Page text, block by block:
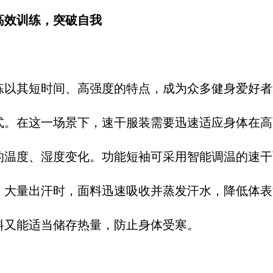
效训练，突破自我​
以其短时间、高强度的特点，成为众多健身爱好
。在这一场景下，速干服装需要迅速适应身体在
温度、湿度变化。功能短袖可采用智能调温的速
大量出汗时，面料迅速吸收并蒸发汗水，降低体
能适当储存热量，防止身体受寒。​